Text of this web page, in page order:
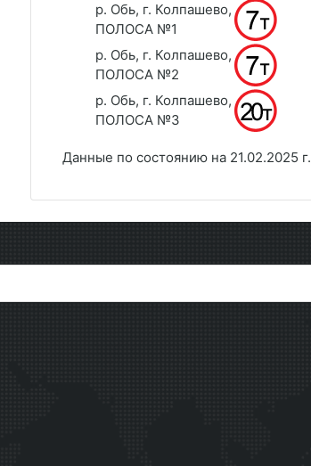
р. Обь, г. Колпашево,
ПОЛОСА №1
р. Обь, г. Колпашево,
ПОЛОСА №2
р. Обь, г. Колпашево,
ПОЛОСА №3
Данные по состоянию на 21.02.2025 г.